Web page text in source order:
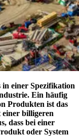
einer Spezifikation
Ein häufig
Produkten ist das
billigeren
dass bei einer
oder System